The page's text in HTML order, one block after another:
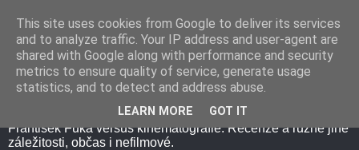
František Fuka versus kinematografie. Recenze a různé jiné
záležitosti, občas i nefilmové.
This site uses cookies from Google to deliver its services
and to analyze traffic. Your IP address and user-agent are
shared with Google along with performance and security
metrics to ensure quality of service, generate usage
statistics, and to detect and address abuse.
LEARN MORE GOT IT